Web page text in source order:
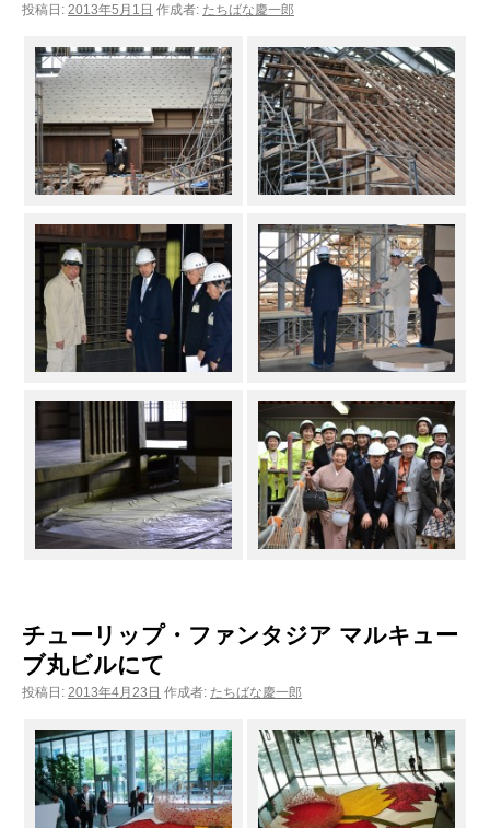
投稿日: 2013年5月1日 作成者: たちばな慶一郎
チューリップ・ファンタジア マルキュー
ブ丸ビルにて
投稿日: 2013年4月23日 作成者: たちばな慶一郎